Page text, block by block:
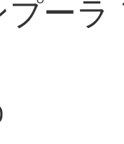
ーラ